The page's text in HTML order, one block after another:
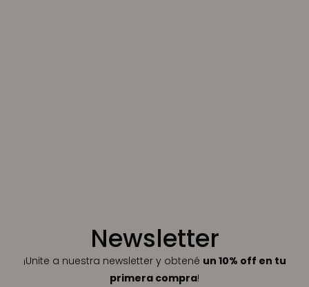
Newsletter
¡Unite a nuestra newsletter y obtené un 10% off en tu
primera compra!